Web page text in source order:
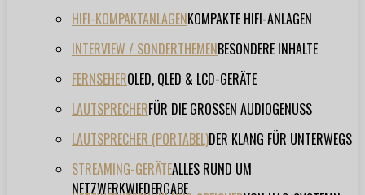
HIFI-KOMPAKTANLAGENKOMPAKTE HIFI-ANLAGEN
INTERVIEW / SONDERTHEMENBESONDERE INHALTE
FERNSEHEROLED, QLED & LCD-GERÄTE
LAUTSPRECHERFÜR DIE GROSSEN AUDIOGENUSS
LAUTSPRECHER (PORTABEL)DER KLANG FÜR UNTERWEGS
STREAMING-GERÄTEALLES RUND UM
NETZWERKWIEDERGABE